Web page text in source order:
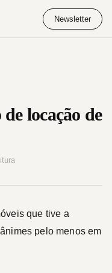
Newsletter
locação de
que tive a
pelo menos em